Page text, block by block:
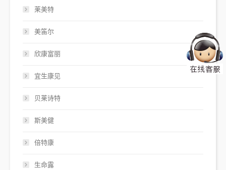
莱美特
美笛尔
欣康富丽
宜生康见
贝莱诗特
斯美健
倍特康
生命露